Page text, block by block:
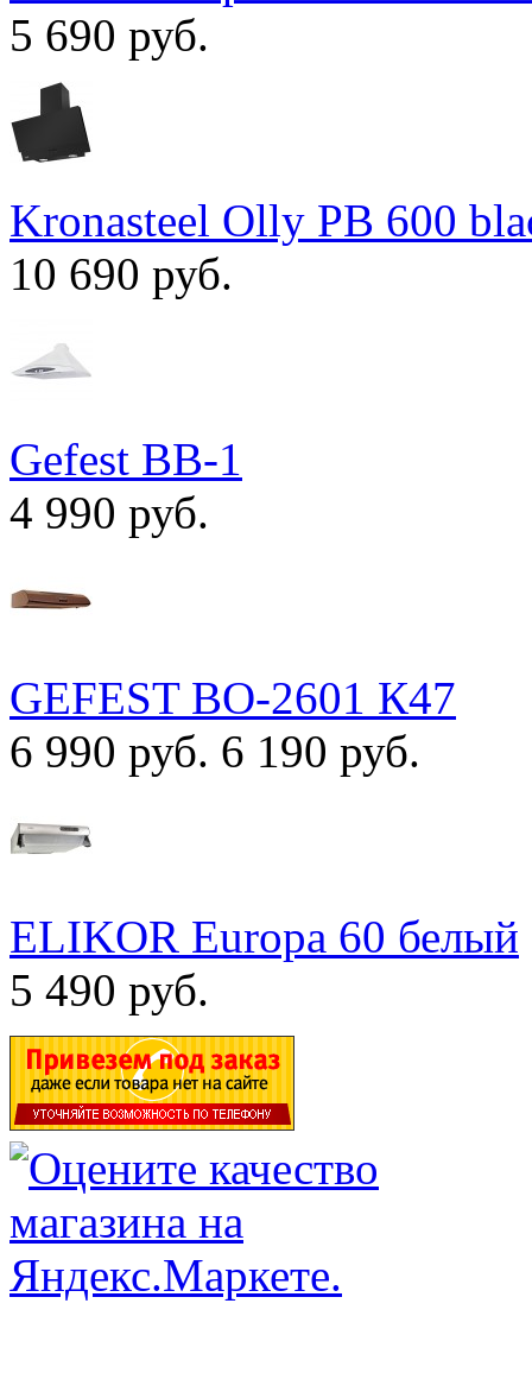
5 690 руб.
Kronasteel Olly PB 600
10 690 руб.
Gefest ВВ-1
4 990 руб.
GEFEST ВО-2601 К47
6 990 руб. 6 190 руб.
ELIKOR Europa 60 белый
5 490 руб.